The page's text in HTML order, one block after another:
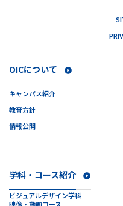
OICについて
キャンパス紹介
教育方針
情報公開
学科・コース紹介
ビジュアルデザイン学科